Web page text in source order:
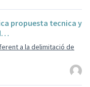
propuesta tecnica y
a la delimitació de